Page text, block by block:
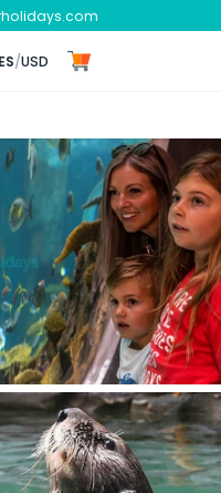
ES/USD